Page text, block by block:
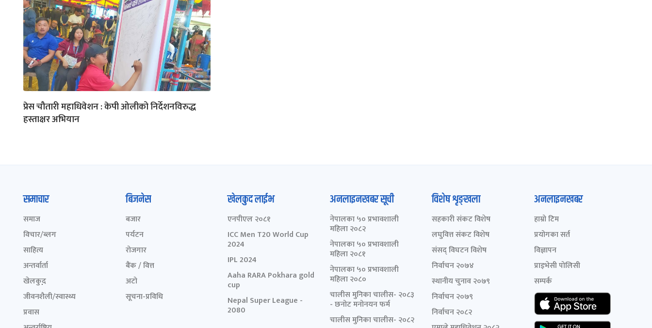
प्रेस चौतारी महाधिवेशन : केपी ओलीको निर्देशनविरुद्ध
हस्ताक्षर अभियान
समाचार
समाज
विचार/ब्लग
साहित्य
अन्तर्वार्ता
खेलकुद़़
जीवनशैली/स्वास्थ्य
प्रवास
बिजनेस
बजार
पर्यटन
रोजगार
बैंक / वित्त
अटो
सूचना-प्रविधि
खेलकुद लाईभ
एनपीएल २०८१
ICC Men T20 World Cup
2024
IPL 2024
Aaha RARA Pokhara gold
cup
Nepal Super League -
2080
अनलाइनखबर सूची
नेपालका ५० प्रभावशाली
महिला २०८२
नेपालका ५० प्रभावशाली
महिला २०८१
नेपालका ५० प्रभावशाली
महिला २०८०
चालीस मुनिका चालीस- २०८३
- छनोट मनोनयन फर्म
चालीस मुनिका चालीस- २०८२
विशेष शृङ्खला
सहकारी संकट विशेष
लघुवित्त संकट विशेष
संसद् विघटन विशेष
निर्वाचन २०७४
स्थानीय चुनाव २०७९
निर्वाचन २०७९
निर्वाचन २०८२
अनलाइनखबर
हाम्रो टिम
प्रयोगका सर्त
विज्ञापन
प्राइभेसी पोलिसी
सम्पर्क